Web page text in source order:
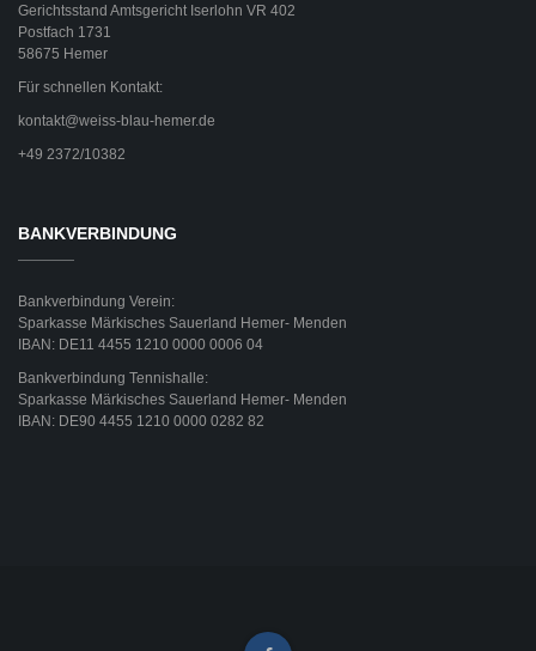
Gerichtsstand Amtsgericht Iserlohn VR 402
Postfach 1731
58675 Hemer
Für schnellen Kontakt:
kontakt@weiss-blau-hemer.de
+49 2372/10382
BANKVERBINDUNG
Bankverbindung Verein:
Sparkasse Märkisches Sauerland Hemer- Menden
IBAN: DE11 4455 1210 0000 0006 04
Bankverbindung Tennishalle:
Sparkasse Märkisches Sauerland Hemer- Menden
IBAN: DE90 4455 1210 0000 0282 82